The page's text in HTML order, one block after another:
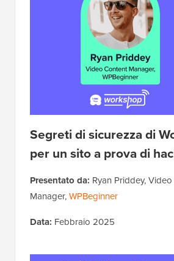
Segreti di sicurezza di
per un sito a prova di
Presentato da: Ryan Priddey,
Manager,WPBeginner
Data: Febbraio 2025